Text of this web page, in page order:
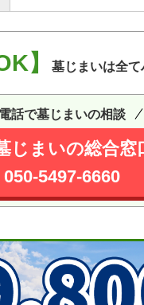
】 墓じまいは全
話で墓じまいの相談
じまいの総合窓
050-5497-6660